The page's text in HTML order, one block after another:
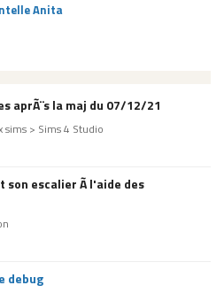
Anita
aprÃ¨s la maj du 07/12/21
> Sims 4 Studio
son escalier Ã l'aide des
debug